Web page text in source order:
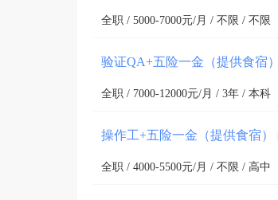
全职 / 5000-7000元/月 / 不限 / 不限
验证QA+五险一金（提供食宿）
全职 / 7000-12000元/月 / 3年 / 本科
操作工+五险一金（提供食宿）
全职 / 4000-5500元/月 / 不限 / 高中